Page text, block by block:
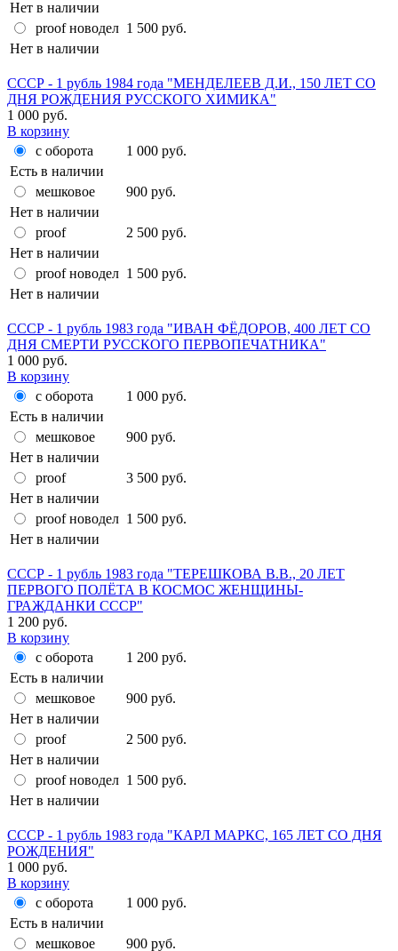
Нет в наличии
proof новодел 1 500 руб.
Нет в наличии
СССР - 1 рубль 1984 года "МЕНДЕЛЕЕВ Д.И., 150 ЛЕТ СО
ДНЯ РОЖДЕНИЯ РУССКОГО ХИМИКА"
1 000 руб.
В корзину
с оборота
1 000 руб.
Есть в наличии
мешковое
900 руб.
Нет в наличии
proof
2 500 руб.
Нет в наличии
proof новодел 1 500 руб.
Нет в наличии
СССР - 1 рубль 1983 года "ИВАН ФЁДОРОВ, 400 ЛЕТ СО
ДНЯ СМЕРТИ РУССКОГО ПЕРВОПЕЧАТНИКА"
1 000 руб.
В корзину
с оборота
1 000 руб.
Есть в наличии
мешковое
900 руб.
Нет в наличии
proof
3 500 руб.
Нет в наличии
proof новодел 1 500 руб.
Нет в наличии
СССР - 1 рубль 1983 года "ТЕРЕШКОВА В.В., 20 ЛЕТ
ПЕРВОГО ПОЛЁТА В КОСМОС ЖЕНЩИНЫ-
ГРАЖДАНКИ СССР"
1 200 руб.
В корзину
с оборота
1 200 руб.
Есть в наличии
мешковое
900 руб.
Нет в наличии
proof
2 500 руб.
Нет в наличии
proof новодел 1 500 руб.
Нет в наличии
СССР - 1 рубль 1983 года "КАРЛ МАРКС, 165 ЛЕТ СО ДНЯ
РОЖДЕНИЯ"
1 000 руб.
В корзину
с оборота
1 000 руб.
Есть в наличии
мешковое
900 руб.